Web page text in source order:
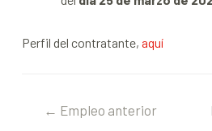
Perfil del contratante, aquí
← Empleo anterior